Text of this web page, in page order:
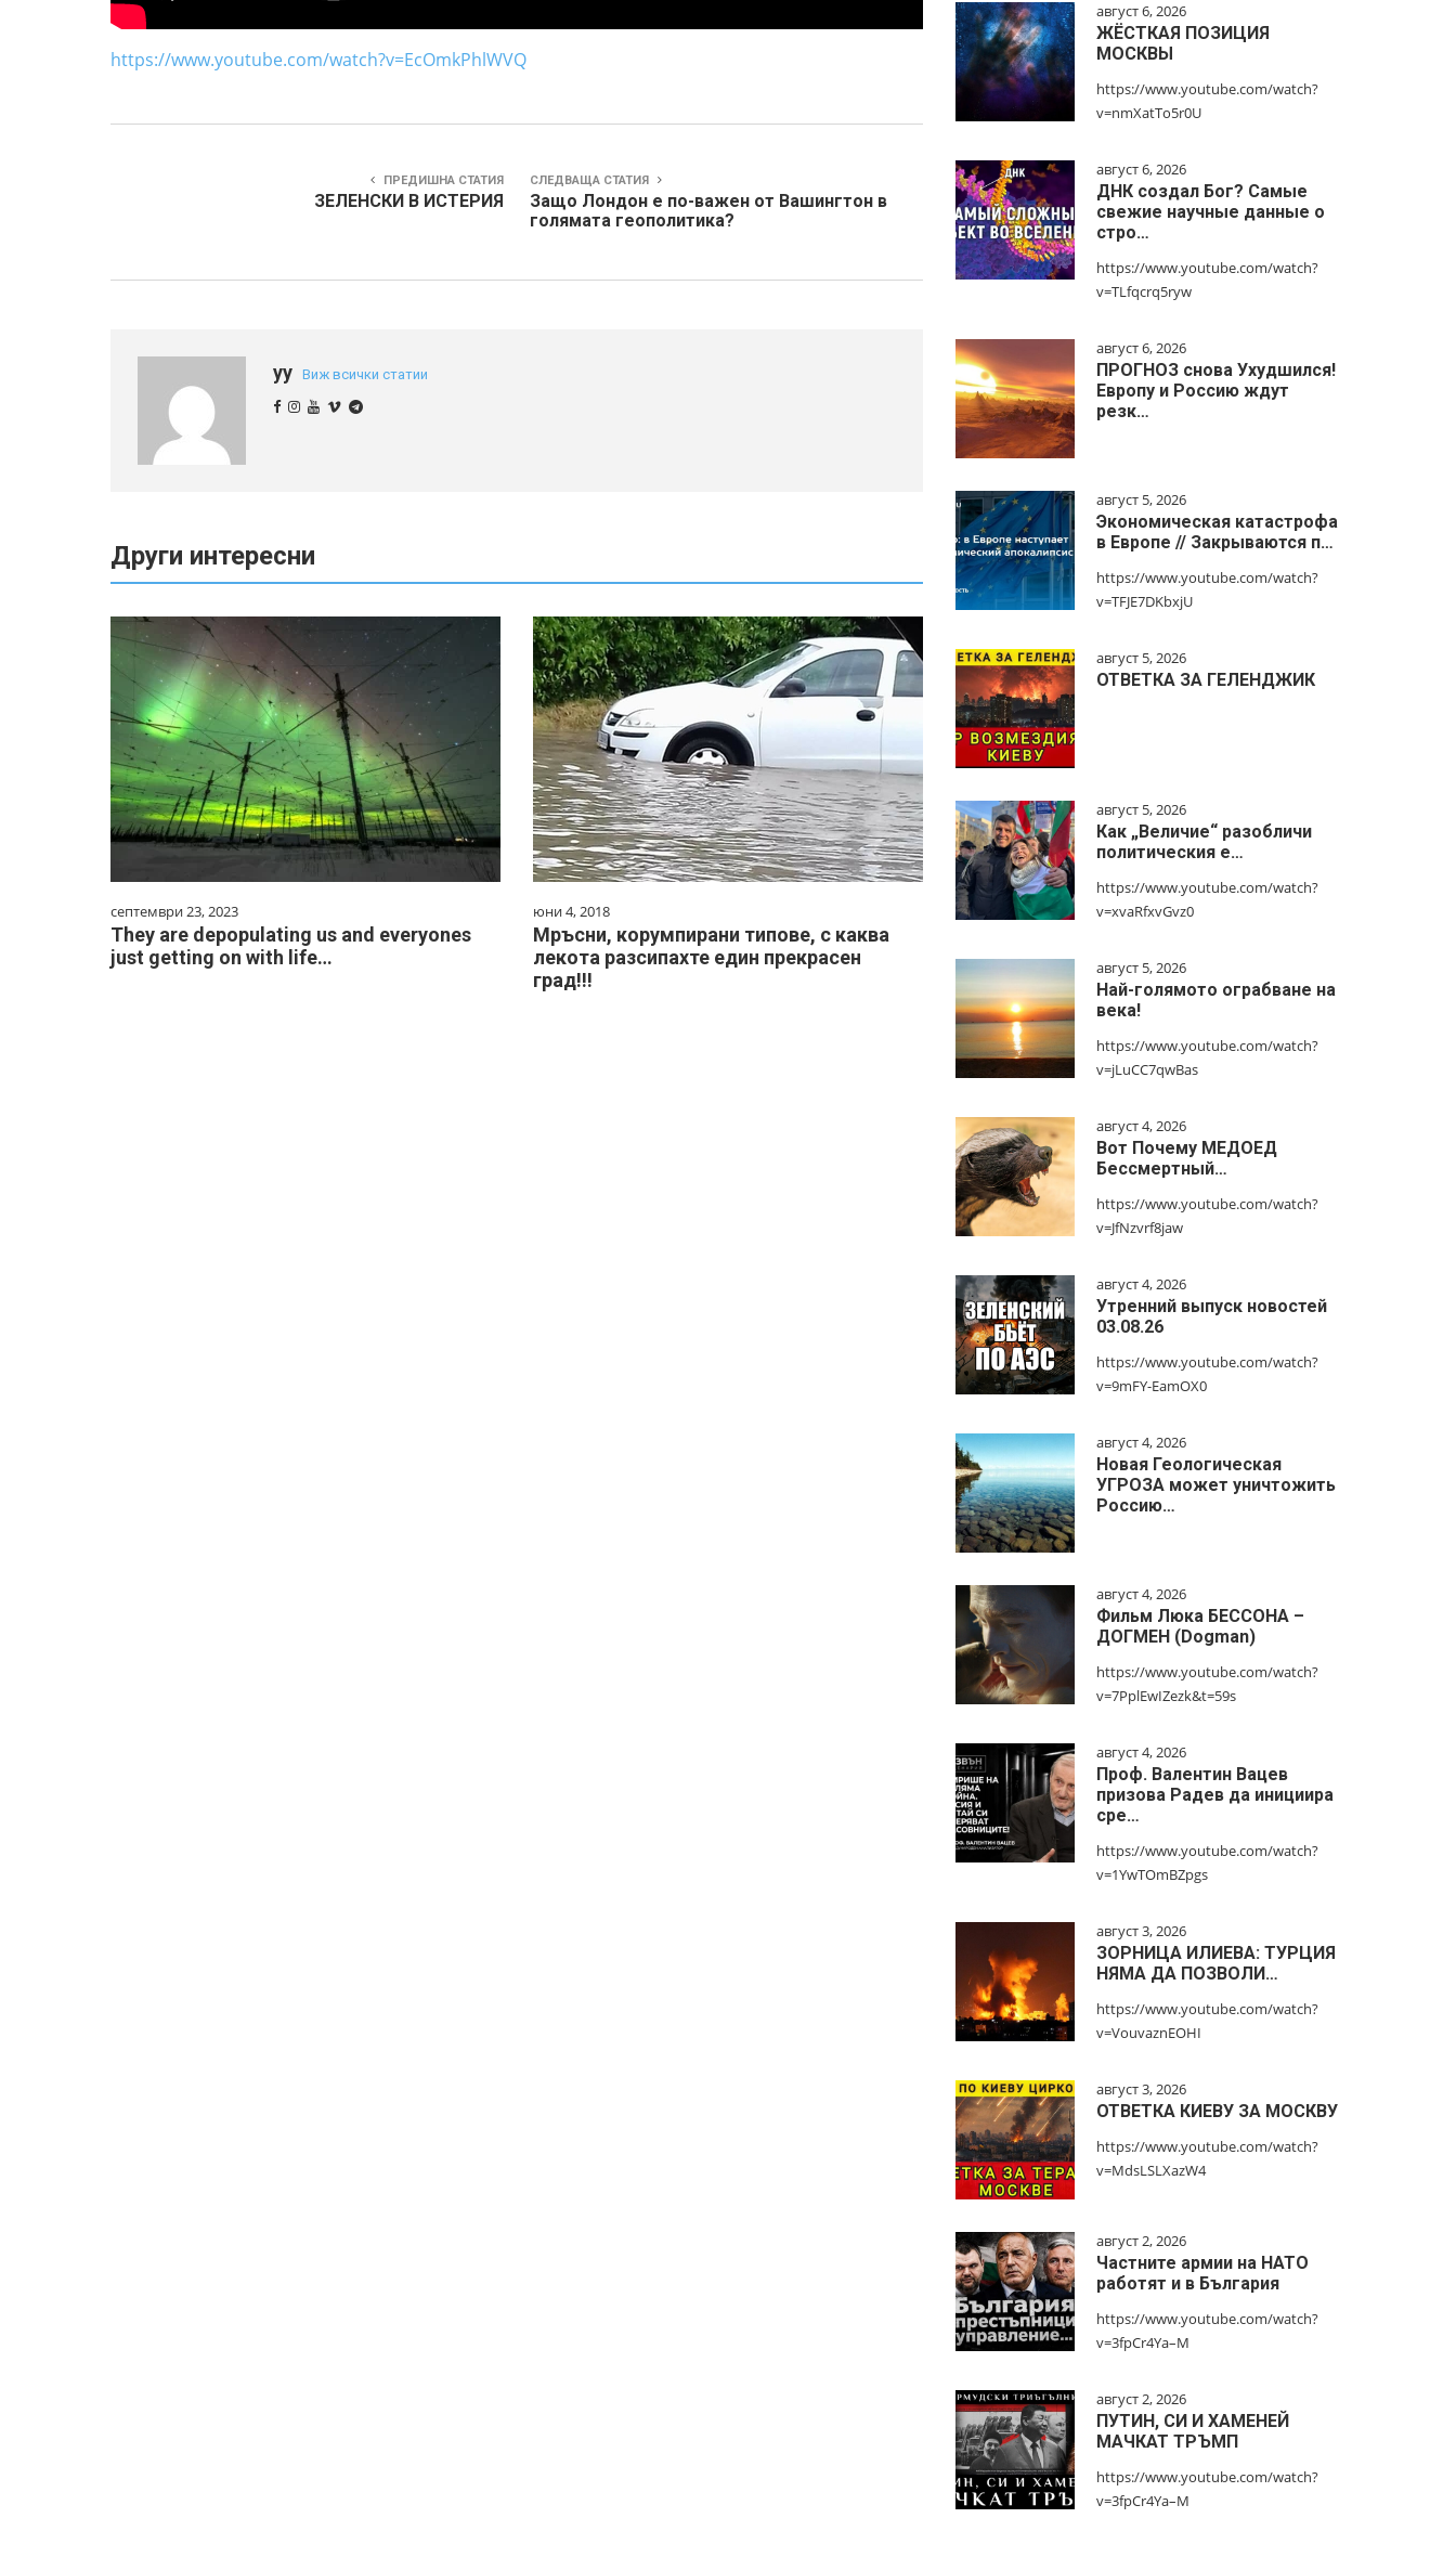
https://www.youtube.com/watch?v=EcOmkPhlWVQ
ПРЕДИШНА СТАТИЯ
ЗЕЛЕНСКИ В ИСТЕРИЯ
СЛЕДВАЩА СТАТИЯ
Защо Лондон е по-важен от Вашингтон в
голямата геополитика?
yy Виж всички статии
Други интересни
септември 23, 2023
They are depopulating us and everyones
just getting on with life…
юни 4, 2018
Мръсни, корумпирани типове, с каква
лекота разсипахте един прекрасен
град!!!
август 6, 2026
ЖЁСТКАЯ ПОЗИЦИЯ
МОСКВЫ
https://www.youtube.com/watch?
v=nmXatTo5r0U
август 6, 2026
ДНК создал Бог? Самые
свежие научные данные о
стро…
https://www.youtube.com/watch?
v=TLfqcrq5ryw
август 6, 2026
ПРОГНОЗ снова Ухудшился!
Европу и Россию ждут
резк…
август 5, 2026
Экономическая катастрофа
в Европе // Закрываются п…
https://www.youtube.com/watch?
v=TFJE7DKbxjU
август 5, 2026
ОТВЕТКА ЗА ГЕЛЕНДЖИК
август 5, 2026
Как „Величие“ разобличи
политическия е…
https://www.youtube.com/watch?
v=xvaRfxvGvz0
август 5, 2026
Най-голямото ограбване на
века!
https://www.youtube.com/watch?
v=jLuCC7qwBas
август 4, 2026
Вот Почему МЕДОЕД
Бессмертный…
https://www.youtube.com/watch?
v=JfNzvrf8jaw
август 4, 2026
Утренний выпуск новостей
03.08.26
https://www.youtube.com/watch?
v=9mFY-EamOX0
август 4, 2026
Новая Геологическая
УГРОЗА может уничтожить
Россию…
август 4, 2026
Фильм Люка БЕССОНА –
ДОГМЕН (Dogman)
https://www.youtube.com/watch?
v=7PplEwIZezk&t=59s
август 4, 2026
Проф. Валентин Вацев
призова Радев да инициира
сре…
https://www.youtube.com/watch?
v=1YwTOmBZpgs
август 3, 2026
ЗОРНИЦА ИЛИЕВА: ТУРЦИЯ
НЯМА ДА ПОЗВОЛИ…
https://www.youtube.com/watch?
v=VouvaznEOHI
август 3, 2026
ОТВЕТКА КИЕВУ ЗА МОСКВУ
https://www.youtube.com/watch?
v=MdsLSLXazW4
август 2, 2026
Частните армии на НАТО
работят и в България
https://www.youtube.com/watch?
v=3fpCr4Ya–M
август 2, 2026
ПУТИН, СИ И ХАМЕНЕЙ
МАЧКАТ ТРЪМП
https://www.youtube.com/watch?
v=3fpCr4Ya–M